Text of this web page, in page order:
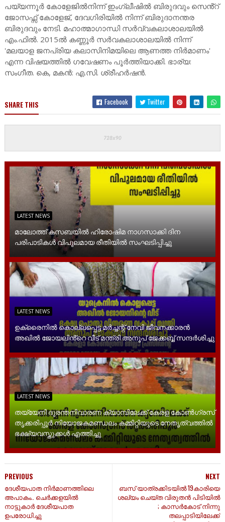
പയ്യന്നൂർ കോളേജിൽനിന്ന് ഇംഗ്ലീഷിൽ ബിരുദവും സെൻ്റ്
ജോസഫ്സ് കോളേജ്, ദേവഗിരിയിൽ നിന്ന് ബിരുദാനന്തര
ബിരുദവും നേടി. മഹാത്മാഗാന്ധി സർ‌വ്വകലാശാലയിൽ
എം.ഫിൽ. 2015ൽ കണ്ണൂർ സർ‌വകലാശാലയിൽ നിന്ന്
'മലയാള ജനപ്രിയ കലാസിനിമയിലെ ആണത്ത നിർമാണം'
എന്ന വിഷയത്തിൽ ഗവേഷണം പൂർത്തിയാക്കി. ഭാര്യ:
സംഗീത. കെ, മകൻ: എ.സി. ശ്രീഹർഷൻ.
SHARE THIS Facebook Twitter
LATEST NEWS
മാലോത്ത് കസബയിൽ ഹിരോഷിമ നാഗസാക്കി ദിന
പരിപാടികൾ വിപുലമായ രീതിയിൽ സംഘടിപ്പിച്ചു
LATEST NEWS
ഉക്രൈനിൽ കൊല്ലപ്പെട്ട മർച്ചന്റ് നേവി ജീവനക്കാരൻ
അഖിൽ ജോയലിൻ്റെ വീട് മന്ത്രി അനൂപ് ജേക്കബ്ബ് സന്ദർശിച്ചു
LATEST NEWS
തയ്യേനി ദുരന്തനിവാരണ ക്യാമ്പിലേക്ക് കേരള കോൺഗ്രസ്
തൃക്കരിപ്പൂർ നിയോജകമണ്ഡലം കമ്മിറ്റിയുടെ നേതൃത്വത്തിൽ
ഭക്ഷ്യവസ്തുക്കൾ എത്തിച്ചു
NEXT
ബസ് യാത്രക്കിടയിൽ 19കാരിയെ
ശല്യം ചെയ്ത വിരുതൻ പിടിയിൽ
; കാസർകോട് നിന്നു
തലപ്പാടിയിലേക്ക്
PREVIOUS
ദേശീയപാത നിർമാണത്തിലെ
അപാകം.. ചെർക്കളയിൽ
നാട്ടുകാർ ദേശീയപാത
ഉപരോധിച്ചു